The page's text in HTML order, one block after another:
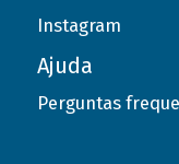
Instagram
Ajuda
Perguntas